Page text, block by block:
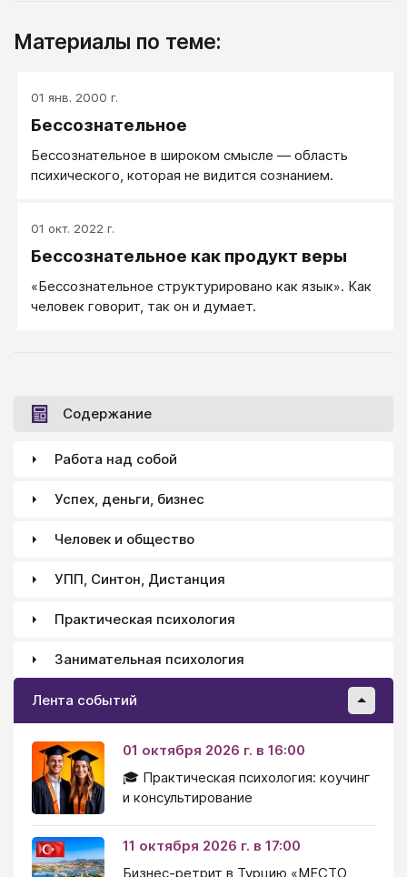
Материалы по теме:
01 янв. 2000 г.
Бессознательное
Бессознательное в широком смысле — область
психического, которая не видится сознанием.
01 окт. 2022 г.
Бессознательное как продукт веры
«Бессознательное структурировано как язык». Как
человек говорит, так он и думает.
Содержание
Работа над собой
Успех, деньги, бизнес
Человек и общество
УПП, Синтон, Дистанция
Практическая психология
Занимательная психология
Лента событий
01 октября 2026 г. в 16:00
🎓 Практическая психология: коучинг
и консультирование
11 октября 2026 г. в 17:00
Бизнес-ретрит в Турцию «МЕСТО